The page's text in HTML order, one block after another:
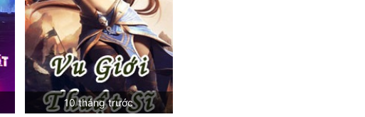
10 tháng trước